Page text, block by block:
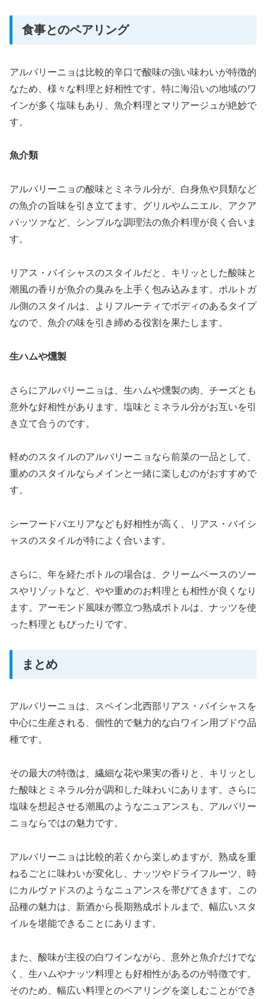
食事とのペアリング
アルバリーニョは比較的辛口で酸味の強い味わいが特徴的
なため、様々な料理と好相性です。特に海沿いの地域のワ
インが多く塩味もあり、魚介料理とマリアージュが絶妙で
す。
魚介類
アルバリーニョの酸味とミネラル分が、白身魚や貝類など
の魚介の旨味を引き立てます。グリルやムニエル、アクア
パッツァなど、シンプルな調理法の魚介料理が良く合いま
す。
リアス・バイシャスのスタイルだと、キリッとした酸味と
潮風の香りが魚介の臭みを上手く包み込みます。ポルトガ
ル側のスタイルは、よりフルーティでボディのあるタイプ
なので、魚介の味を引き締める役割を果たします。
生ハムや燻製
さらにアルバリーニョは、生ハムや燻製の肉、チーズとも
意外な好相性があります。塩味とミネラル分がお互いを引
き立て合うのです。
軽めのスタイルのアルバリーニョなら前菜の一品として、
重めのスタイルならメインと一緒に楽しむのがおすすめで
す。
シーフードパエリアなども好相性が高く、リアス・バイシ
ャスのスタイルが特によく合います。
さらに、年を経たボトルの場合は、クリームベースのソー
スやリゾットなど、やや重めのお料理とも相性が良くなり
ます。アーモンド風味が際立つ熟成ボトルは、ナッツを使
った料理ともぴったりです。
まとめ
アルバリーニョは、スペイン北西部リアス・バイシャスを
中心に生産される、個性的で魅力的な白ワイン用ブドウ品
種です。
その最大の特徴は、繊細な花や果実の香りと、キリッとし
た酸味とミネラル分が調和した味わいにあります。さらに
塩味を想起させる潮風のようなニュアンスも、アルバリー
ニョならではの魅力です。
アルバリーニョは比較的若くから楽しめますが、熟成を重
ねるごとに味わいが変化し、ナッツやドライフルーツ、時
にカルヴァドスのようなニュアンスを帯びてきます。この
品種の魅力は、新酒から長期熟成ボトルまで、幅広いスタ
イルを堪能できることにあります。
また、酸味が主役の白ワインながら、意外と魚介だけでな
く、生ハムやナッツ料理とも好相性があるのが特徴です。
そのため、幅広い料理とのペアリングを楽しむことができ